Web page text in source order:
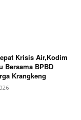
Krisis Air,Kodim
Bersama BPBD
Krangkeng